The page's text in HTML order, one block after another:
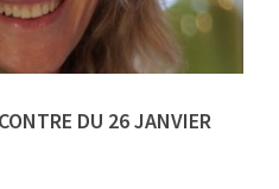
DU 26 JANVIER